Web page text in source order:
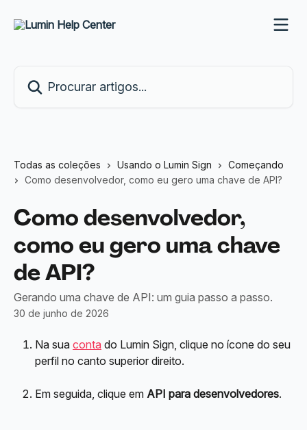
Todas as coleções Usando o Lumin Sign
Começando
Como desenvolvedor, como eu gero uma chave de API?
Como desenvolvedor,
como eu gero uma chave
de API?
Gerando uma chave de API: um guia passo a passo.
30 de junho de 2026
Na sua conta do Lumin Sign, clique no ícone do seu
perfil no canto superior direito.
Em seguida, clique em API para desenvolvedores.